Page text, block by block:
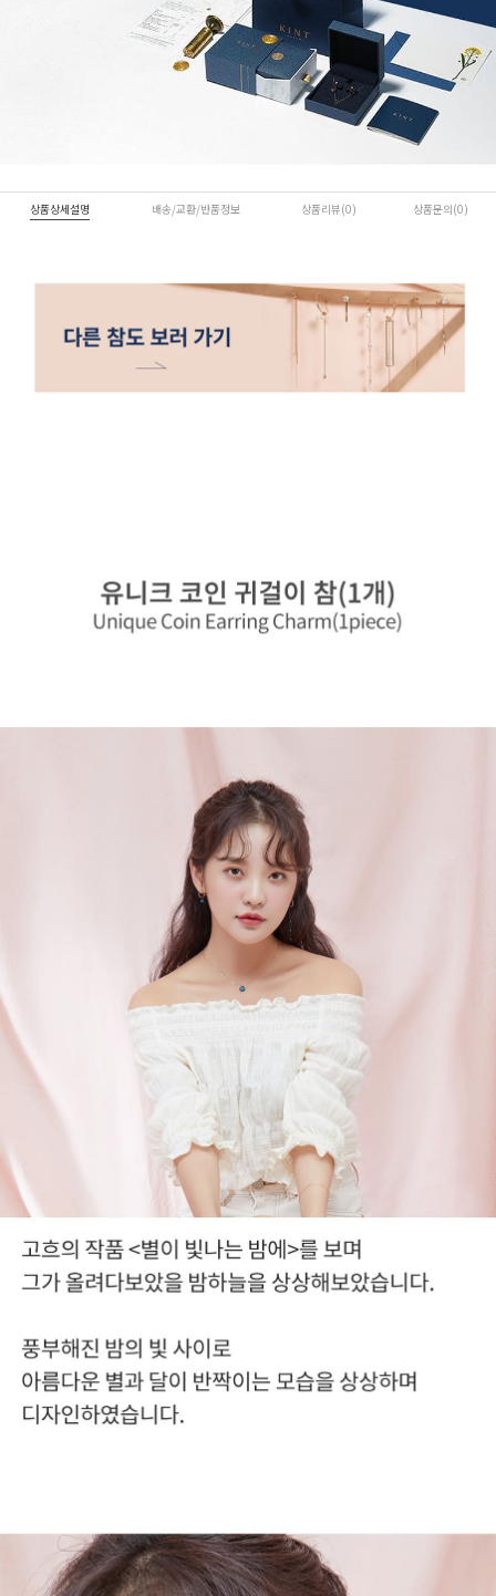
상품상세설명 배송/교환/반품정보 상품리뷰(0) 상품문의(0)